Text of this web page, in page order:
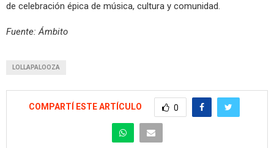
de celebración épica de música, cultura y comunidad.
Fuente: Ámbito
LOLLAPALOOZA
COMPARTÍ ESTE ARTÍCULO 0